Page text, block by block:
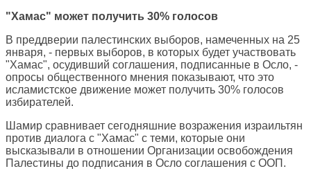
"Хамас" может получить 30% голосов
В преддверии палестинских выборов, намеченных на 25
января, - первых выборов, в которых будет участвовать
"Хамас", осудивший соглашения, подписанные в Осло, -
опросы общественного мнения показывают, что это
исламистское движение может получить 30% голосов
избирателей.
Шамир сравнивает сегодняшние возражения израильтян
против диалога с "Хамас" с теми, которые они
высказывали в отношении Организации освобождения
Палестины до подписания в Осло соглашения с ООП.